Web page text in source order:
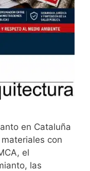
en Cataluña
con
el
las